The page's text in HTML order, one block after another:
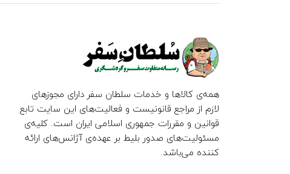
همه‌ی کالاها و خدمات سلطان سفر دارای مجوزهای
لازم از مراجع قانونیست و فعالیت‌های این سایت تابع
قوانین و مقررات جمهوری اسلامی ایران است. کلیه‌ی
مسئولیت‌های صدور بلیط بر عهده‌ی آژانس‌های ارائه
کننده می‌باشد.